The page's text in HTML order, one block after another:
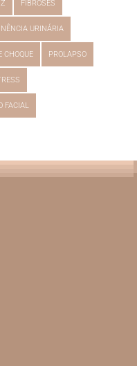
FIBROSES
URINÁRIA
CHOQUE PROLAPSO
FACIAL